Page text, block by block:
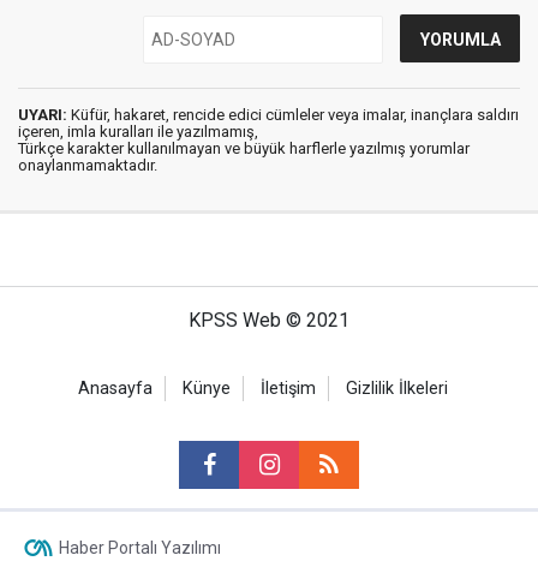
UYARI: Küfür, hakaret, rencide edici cümleler veya imalar, inançlara saldırı
içeren, imla kuralları ile yazılmamış,
Türkçe karakter kullanılmayan ve büyük harflerle yazılmış yorumlar
onaylanmamaktadır.
KPSS Web © 2021
Anasayfa Künye İletişim Gizlilik İlkeleri
Haber Portalı Yazılımı